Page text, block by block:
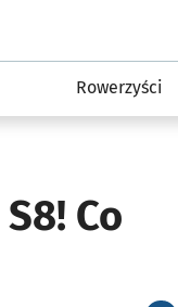
Rowerzyści
Co